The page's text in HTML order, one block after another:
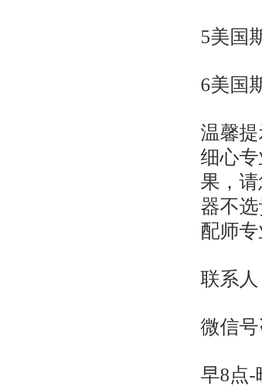
5美国
6美国
温馨
细心
果，
器不
配师
联系
微信号
早8点-